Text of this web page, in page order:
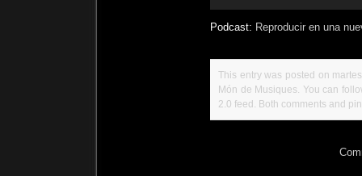
Podcast: Reproducir en una
This entry was posted on
Món de Musiques. You can
2.0 feed. Both comments and